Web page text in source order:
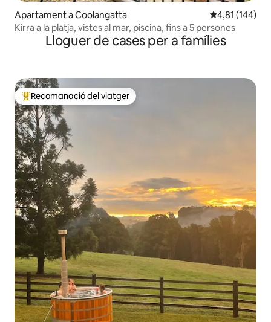
Apartament a Coolangatta 4,81 de
4,81 (144)
Kirra a la platja, vistes al mar, piscina, fins a 5 persones
Lloguer de cases per a famílies
Principals recomanacions dels viatgers
Recomanació del viatger